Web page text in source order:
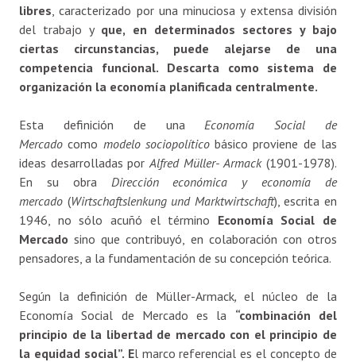
libres , caracterizado por una minuciosa y extensa división
del trabajo y que, en determinados sectores y bajo
ciertas circunstancias, puede alejarse de una
competencia funcional. Descarta como sistema de
organización la economía planificada centralmente.
Esta definición de una Economía Social de
Mercadocomo modelo sociopolíticobásico proviene de las
ideas desarrolladas por Alfred Müller- Armack(1901-1978).
En su obra Dirección económica y economía de
mercado (Wirtschaftslenkung und Marktwirtschaft), escrita en
1946, no sólo acuñó el término Economía Social de
Mercado sino que contribuyó, en colaboración con otros
pensadores, a la fundamentación de su concepción teórica.
Según la definición de Müller-Armack, el núcleo de la
Economía Social de Mercado es la “combinación del
principio de la libertad de mercado con el principio de
la equidad social”. El marco referencial es el concepto de